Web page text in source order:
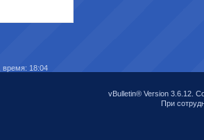
время: 18:04
vBulletin® Version 3.6.12.
При